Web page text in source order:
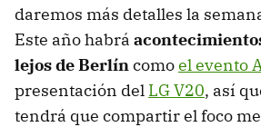
daremos más detalles la
Este año habrá
lejos de Berlíncomoel evento
presentación del LG V20, así
tendrá que compartir el foco